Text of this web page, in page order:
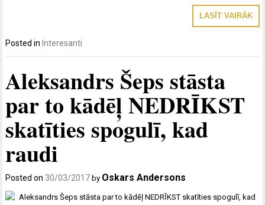
LASĪT VAIRĀK
Posted in Interesanti
Aleksandrs Šeps stāsta
par to kādēļ NEDRĪKST
skatīties spogulī, kad
raudi
Posted on 30/03/2017 by Oskars Andersons